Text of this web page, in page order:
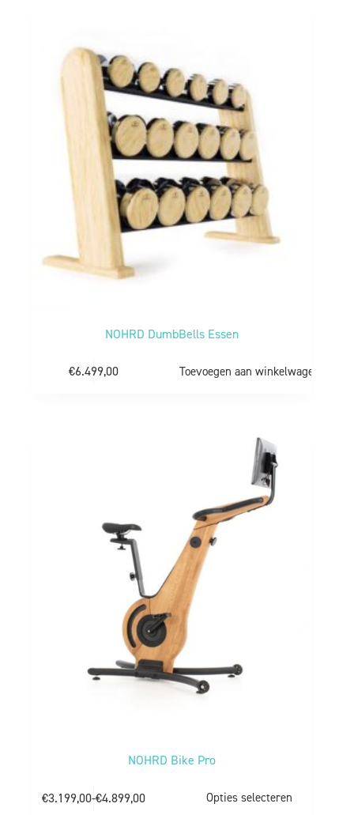
NOHRD DumbBells Essen
€6.499,00 Toevoegen aan winkelwagen
NOHRD Bike Pro
€3.199,00-€4.899,00 Opties selecteren